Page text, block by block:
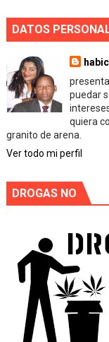
DATOS
puedar
quiera
granito de arena.
Ver todo mi perfil
DROGAS NO